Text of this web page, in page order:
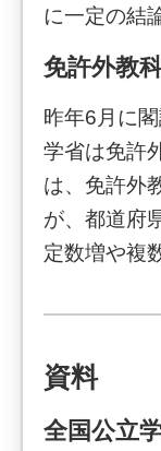
に一定の結
免許外教
昨年6月に
学省は免許
は、免許外
が、都道府
定数増や複
資料
全国公立